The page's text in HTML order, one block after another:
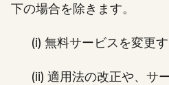
下の場合を除きます。
(i) 無料サービスを変更す
(ii) 適用法の改正や、サ